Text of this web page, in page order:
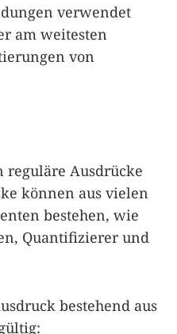
verwendet
am weitesten
von
reguläre Ausdrücke
können aus vielen
bestehen, wie
Quantifizierer und
bestehend aus